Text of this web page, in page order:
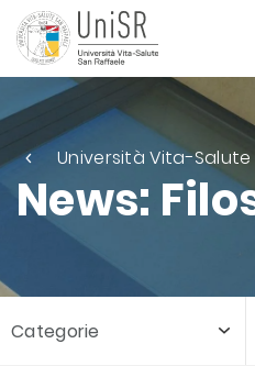
Università Vita-
News:
Categorie